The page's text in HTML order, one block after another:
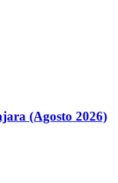
(Agosto 2026)